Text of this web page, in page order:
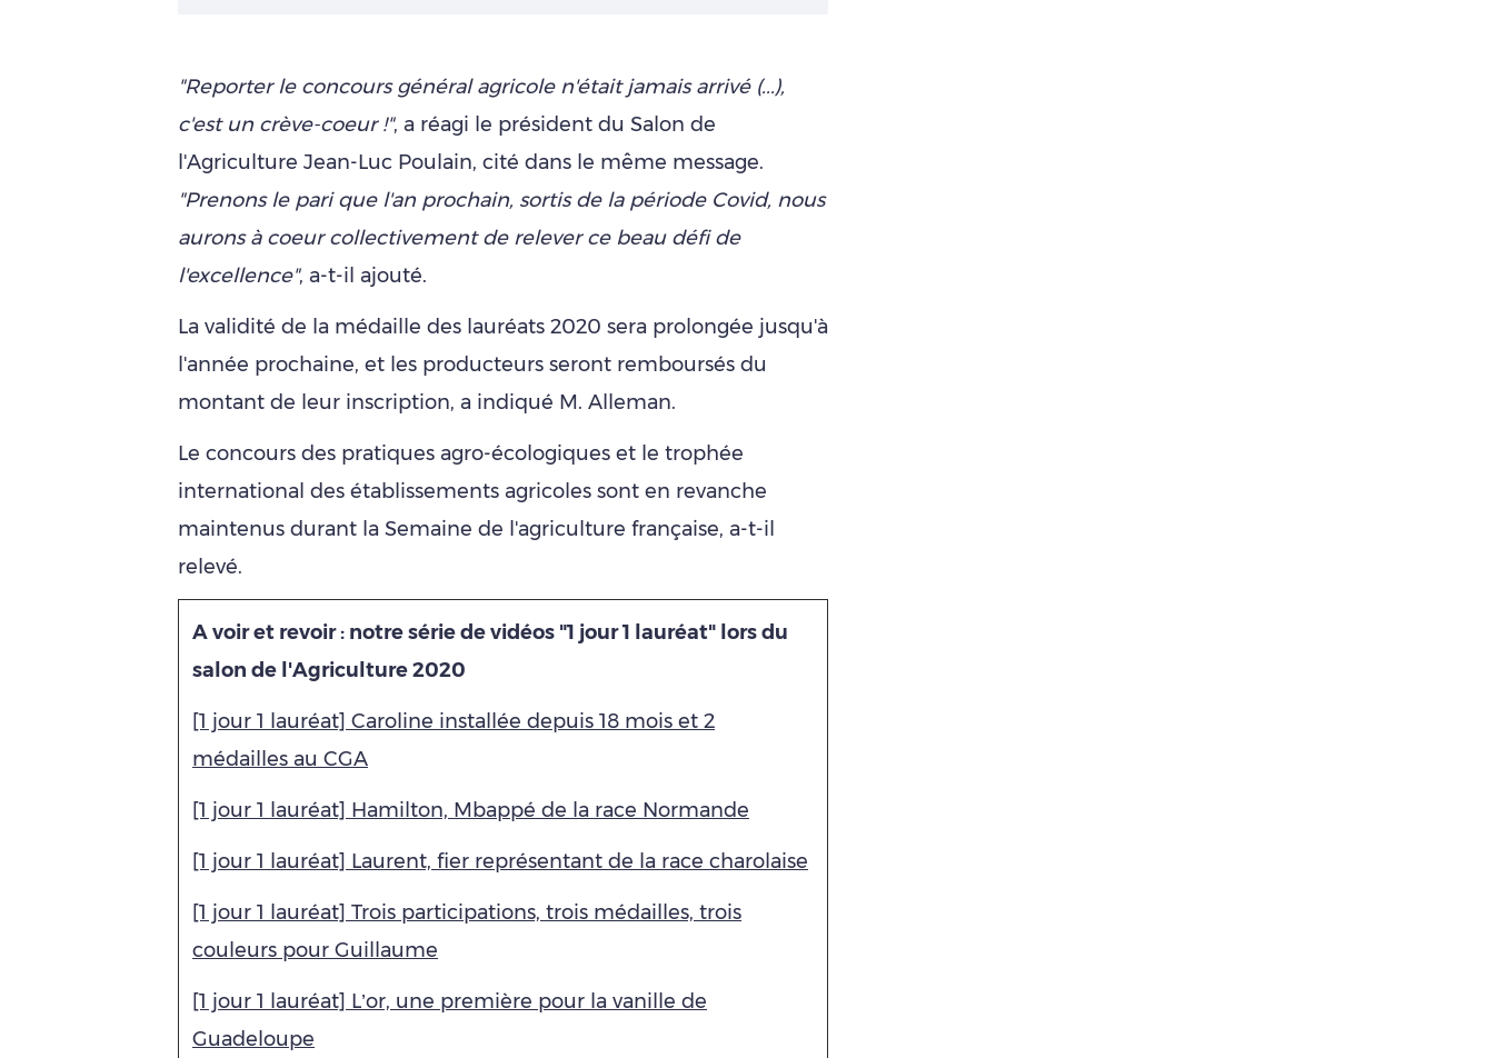
"Reporter le concours général agricole n'était jamais arrivé (...),
c'est un crève-coeur !", a réagi le président du Salon de
l'Agriculture Jean-Luc Poulain, cité dans le même message.
"Prenons le pari que l'an prochain, sortis de la période Covid, nous
aurons à coeur collectivement de relever ce beau défi de
l'excellence", a-t-il ajouté.
La validité de la médaille des lauréats 2020 sera prolongée jusqu'à
l'année prochaine, et les producteurs seront remboursés du
montant de leur inscription, a indiqué M. Alleman.
Le concours des pratiques agro-écologiques et le trophée
international des établissements agricoles sont en revanche
maintenus durant la Semaine de l'agriculture française, a-t-il
relevé.
A voir et revoir : notre série de vidéos "1 jour 1 lauréat" lors du
salon de l'Agriculture 2020
[1 jour 1 lauréat] Caroline installée depuis 18 mois et 2
médailles au CGA
[1 jour 1 lauréat] Hamilton, Mbappé de la race Normande
[1 jour 1 lauréat] Laurent, fier représentant de la race charolaise
[1 jour 1 lauréat] Trois participations, trois médailles, trois
couleurs pour Guillaume
[1 jour 1 lauréat] L’or, une première pour la vanille de
Guadeloupe